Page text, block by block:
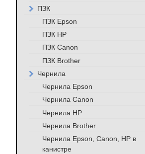
ПЗК
ПЗК Epson
ПЗК HP
ПЗК Canon
ПЗК Brother
Чернила
Чернила Epson
Чернила Canon
Чернила HP
Чернила Brother
Чернила Epson, Canon, HP в
канистре